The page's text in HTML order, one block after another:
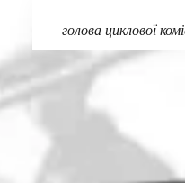
голова циклової
ПОШИРИТИ В